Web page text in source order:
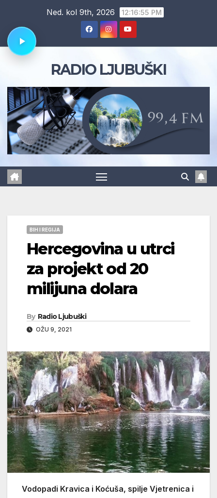
content
Ned. kol 9th, 2026 12:16:56 PM
RADIO LJUBUŠKI
BIH I REGIJA
Hercegovina u utrci
za projekt od 20
milijuna dolara
By Radio Ljubuški
OŽU 9, 2021
Vodopadi Kravica i Koćuša, spilje Vjetrenica i